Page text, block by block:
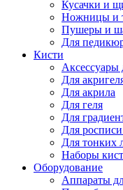
Кусачки и
Ножницы и
Пушеры и
Для
Кисти
Аксессуары
Для
Для акрила
Для геля
Для
Для
Для тонких
Наборы
Оборудование
Аппараты